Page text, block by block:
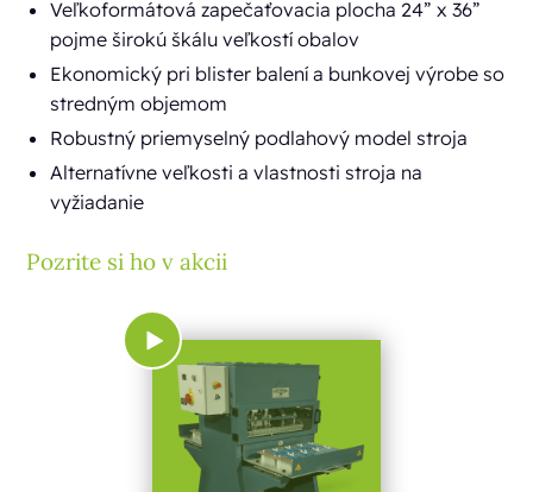
Veľkoformátová zapečaťovacia plocha 24” x 36”
pojme širokú škálu veľkostí obalov
Ekonomický pri blister balení a bunkovej výrobe so
stredným objemom
Robustný priemyselný podlahový model stroja
Alternatívne veľkosti a vlastnosti stroja na
vyžiadanie
Pozrite si ho v akcii